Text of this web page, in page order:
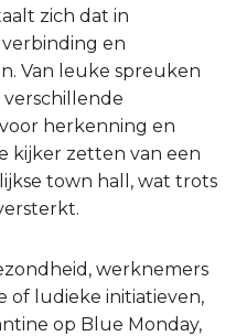
zich dat in
en
Van leuke spreuken
herkenning en
kijker zetten van een
town hall, wat trots
werknemers
of ludieke initiatieven,
op Blue Monday,